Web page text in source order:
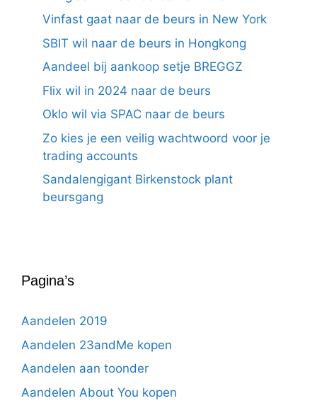
Vinfast gaat naar de beurs in New York
SBIT wil naar de beurs in Hongkong
Aandeel bij aankoop setje BREGGZ
Flix wil in 2024 naar de beurs
Oklo wil via SPAC naar de beurs
Zo kies je een veilig wachtwoord voor je
trading accounts
Sandalengigant Birkenstock plant
beursgang
Pagina’s
Aandelen 2019
Aandelen 23andMe kopen
Aandelen aan toonder
Aandelen About You kopen